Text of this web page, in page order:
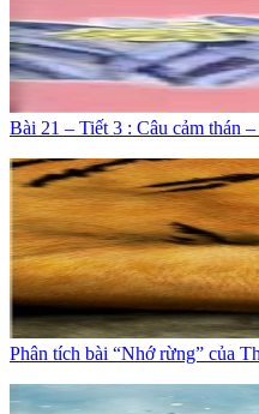
Bài 21 – Tiết 3 : Câu cảm thán
Phân tích bài “Nhớ rừng” của